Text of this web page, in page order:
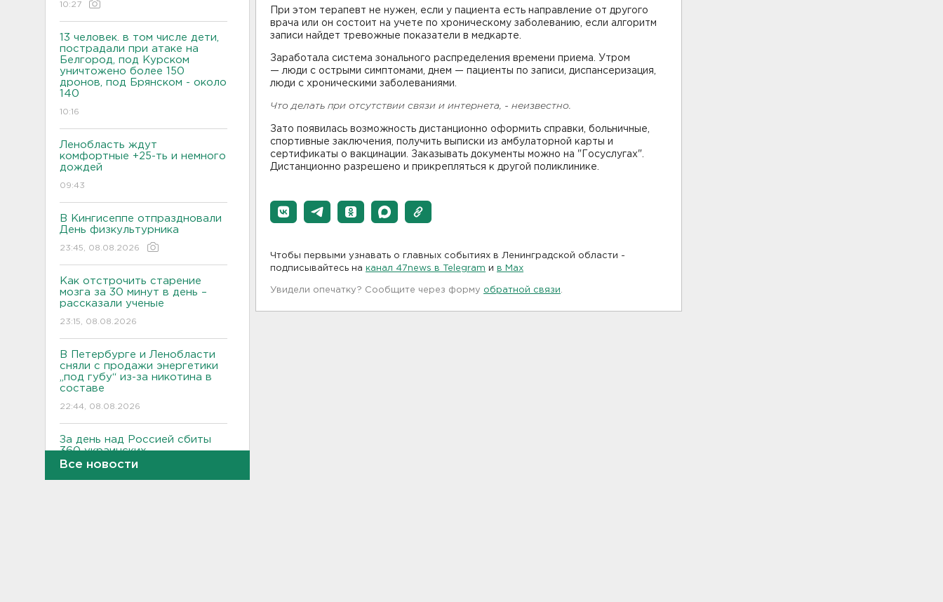
10:27
13 человек. в том числе дети,
пострадали при атаке на
Белгород, под Курском
уничтожено более 150
дронов, под Брянском - около
140
10:16
Ленобласть ждут
комфортные +25-ть и немного
дождей
09:43
В Кингисеппе отпраздновали
День физкультурника
23:45, 08.08.2026
Как отстрочить старение
мозга за 30 минут в день –
рассказали ученые
23:15, 08.08.2026
В Петербурге и Ленобласти
сняли с продажи энергетики
„под губу“ из-за никотина в
составе
22:44, 08.08.2026
За день над Россией сбиты
360 украинских
беспилотников
22:11, 08.08.2026
Все новости
При этом терапевт не нужен, если у пациента есть направление от другого
врача или он состоит на учете по хроническому заболеванию, если алгоритм
записи найдет тревожные показатели в медкарте.
Заработала система зонального распределения времени приема. Утром
— люди с острыми симптомами, днем — пациенты по записи, диспансеризация,
люди с хроническими заболеваниями.
Что делать при отсутствии связи и интернета, - неизвестно.
Зато появилась возможность дистанционно оформить справки, больничные,
спортивные заключения, получить выписки из амбулаторной карты и
сертификаты о вакцинации. Заказывать документы можно на "Госуслугах".
Дистанционно разрешено и прикрепляться к другой поликлинике.
Чтобы первыми узнавать о главных событиях в Ленинградской области -
подписывайтесь на канал 47news в Telegram и в Maх
Увидели опечатку? Сообщите через форму обратной связи